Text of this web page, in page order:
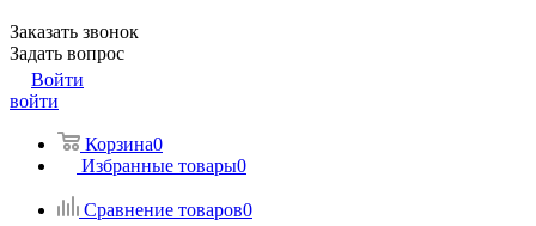
Заказать звонок
Задать вопрос
Войти
войти
Корзина0
Избранные товары0
Сравнение товаров0